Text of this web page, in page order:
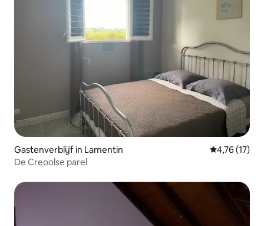
Gastenverblijf in Lamentin Gemiddelde
4,76 (17)
De Creoolse parel